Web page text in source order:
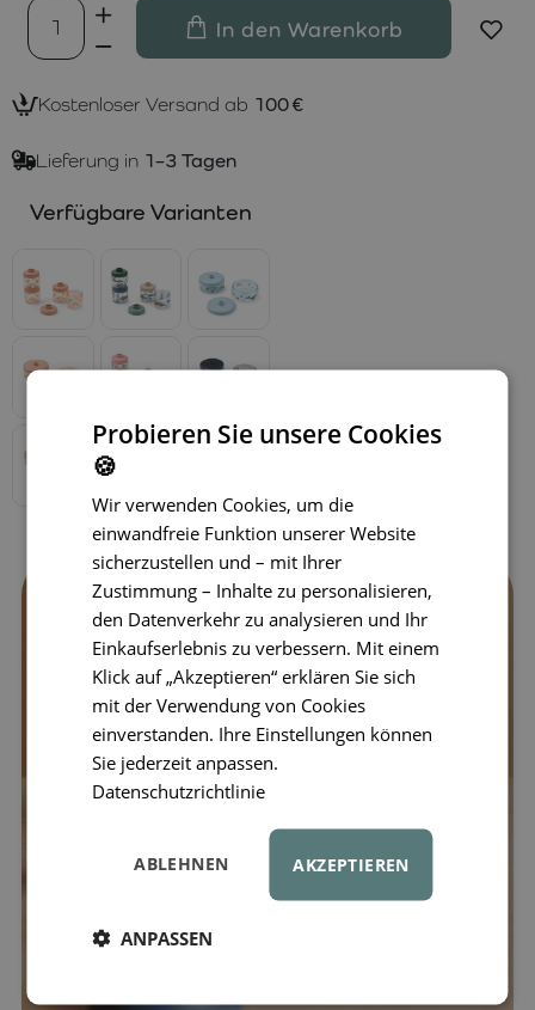
In den Warenkorb
Kostenloser Versand ab 100 €
Lieferung in 1–3 Tagen
Verfügbare Varianten
Probieren Sie unsere Cookies
🍪
Wir verwenden Cookies, um die
einwandfreie Funktion unserer Website
sicherzustellen und – mit Ihrer
Zustimmung – Inhalte zu personalisieren,
den Datenverkehr zu analysieren und Ihr
Einkaufserlebnis zu verbessern. Mit einem
Klick auf „Akzeptieren“ erklären Sie sich
mit der Verwendung von Cookies
einverstanden. Ihre Einstellungen können
Sie jederzeit anpassen.
Datenschutzrichtlinie
AKZEPTIEREN
ABLEHNEN
ANPASSEN